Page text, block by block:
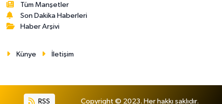
Tüm Manşetler
Son Dakika Haberleri
Haber Arşivi
Künye İletişim
RSS Copyright © 2023. Her hakkı saklıdır.